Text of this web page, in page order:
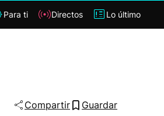
Klisk
Para ti Directos Lo último
Compartir Guardar